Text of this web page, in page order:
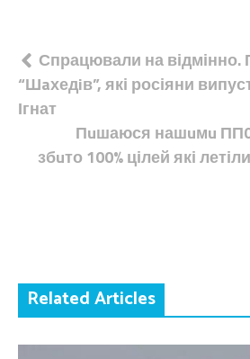
Навігація
записів
Спрацювали на відмінно.
“Шaхедiв”, які росіяни
Ігнат
Пuшаюся нашuмu ПП0
збuто 100% цілей які
Related Articles